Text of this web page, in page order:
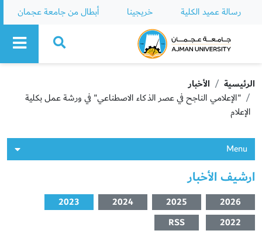
رسالة عميد الكلية خريجينا أبطال من جامعة عجمان
Ajman University
الرئيسية
الأخبار
"الإعلامي الناجح في عصر الذكاء الاصطناعي" في ورشة عمل بكلية
الإعلام
Menu
ارشيف الأخبار
2026
2025
2024
2023
2022
RSS